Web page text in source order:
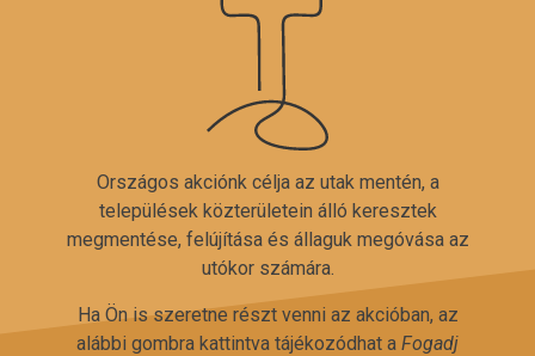
Országos akciónk célja az utak mentén, a
települések közterületein álló keresztek
megmentése, felújítása és állaguk megóvása az
utókor számára.
Ha Ön is szeretne részt venni az akcióban, az
alábbi gombra kattintva tájékozódhat a Fogadj